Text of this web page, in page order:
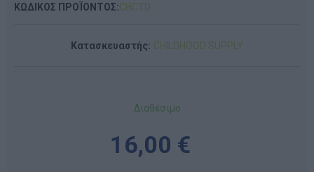
ΚΩΔΙΚΟΣ ΠΡΟΪΟΝΤΟΣ:CHCTD
Κατασκευαστής: CHILDHOOD SUPPLY
Διαθέσιμο
16,00 €